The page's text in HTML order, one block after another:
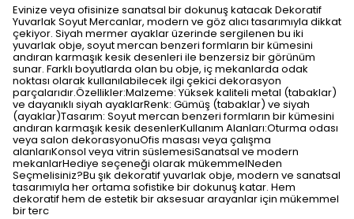
Evinize veya ofisinize sanatsal bir dokunuş katacak Dekoratif
Yuvarlak Soyut Mercanlar, modern ve göz alıcı tasarımıyla dikkat
çekiyor. Siyah mermer ayaklar üzerinde sergilenen bu iki
yuvarlak obje, soyut mercan benzeri formların bir kümesini
andıran karmaşık kesik desenleri ile benzersiz bir görünüm
sunar. Farklı boyutlarda olan bu obje, iç mekanlarda odak
noktası olarak kullanılabilecek ilgi çekici dekorasyon
parçalarıdır.Özellikler:Malzeme: Yüksek kaliteli metal (tabaklar)
ve dayanıklı siyah ayaklarRenk: Gümüş (tabaklar) ve siyah
(ayaklar)Tasarım: Soyut mercan benzeri formların bir kümesini
andıran karmaşık kesik desenlerKullanım Alanları:Oturma odası
veya salon dekorasyonuOfis masası veya çalışma
alanlarıKonsol veya vitrin süslemesiSanatsal ve modern
mekanlarHediye seçeneği olarak mükemmelNeden
Seçmelisiniz?Bu şık dekoratif yuvarlak obje, modern ve sanatsal
tasarımıyla her ortama sofistike bir dokunuş katar. Hem
dekoratif hem de estetik bir aksesuar arayanlar için mükemmel
bir terc